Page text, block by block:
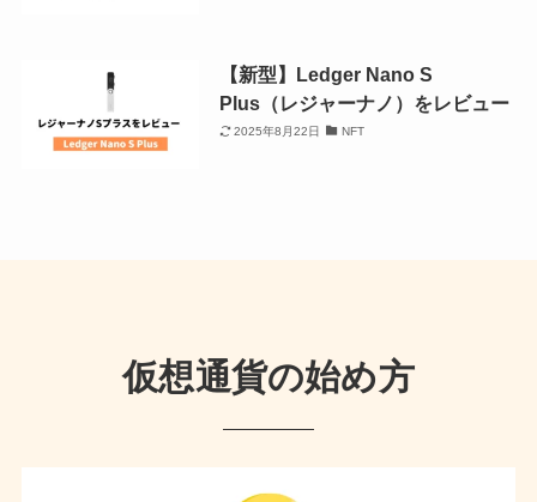
【新型】Ledger Nano S
Plus（レジャーナノ）をレビュー
2025年8月22日 NFT
仮想通貨の始め方